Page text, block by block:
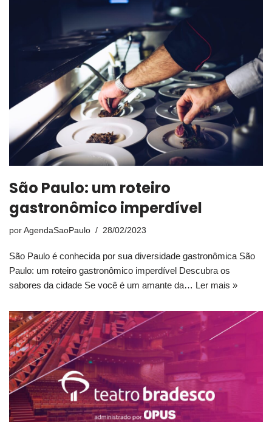
São Paulo: um roteiro
gastronômico imperdível
por AgendaSaoPaulo 28/02/2023
São Paulo é conhecida por sua diversidade gastronômica São
Paulo: um roteiro gastronômico imperdível Descubra os
sabores da cidade Se você é um amante da… Ler mais »